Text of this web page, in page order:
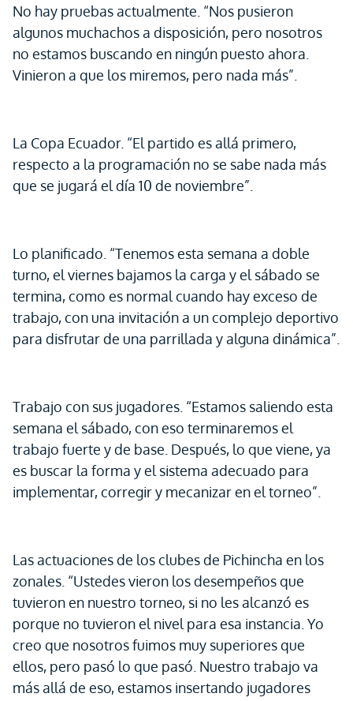
No hay pruebas actualmente. “Nos pusieron
algunos muchachos a disposición, pero nosotros
no estamos buscando en ningún puesto ahora.
Vinieron a que los miremos, pero nada más”.
La Copa Ecuador. “El partido es allá primero,
respecto a la programación no se sabe nada más
que se jugará el día 10 de noviembre”.
Lo planificado. “Tenemos esta semana a doble
turno, el viernes bajamos la carga y el sábado se
termina, como es normal cuando hay exceso de
trabajo, con una invitación a un complejo deportivo
para disfrutar de una parrillada y alguna dinámica”.
Trabajo con sus jugadores. “Estamos saliendo esta
semana el sábado, con eso terminaremos el
trabajo fuerte y de base. Después, lo que viene, ya
es buscar la forma y el sistema adecuado para
implementar, corregir y mecanizar en el torneo”.
Las actuaciones de los clubes de Pichincha en los
zonales. “Ustedes vieron los desempeños que
tuvieron en nuestro torneo, si no les alcanzó es
porque no tuvieron el nivel para esa instancia. Yo
creo que nosotros fuimos muy superiores que
ellos, pero pasó lo que pasó. Nuestro trabajo va
más allá de eso, estamos insertando jugadores